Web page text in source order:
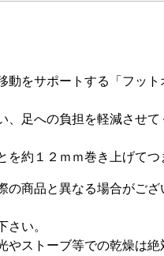
動をサポートする「フッ
足への負担を軽減させて
を約１２ｍｍ巻き上げて
商品と異なる場合がござ
さい。
やストーブ等での乾燥は